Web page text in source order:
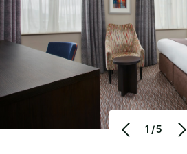
1/5